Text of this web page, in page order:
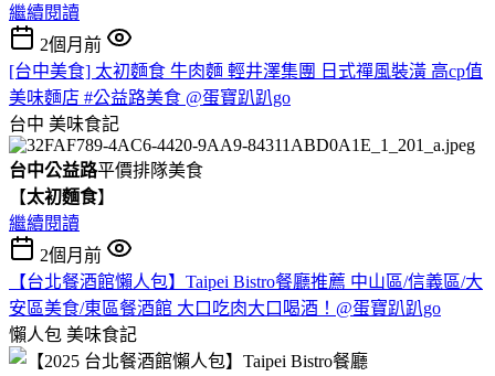
繼續閱讀
2個月前
[台中美食] 太初麵食 牛肉麵 輕井澤集團 日式禪風裝潢 高cp值
美味麵店 #公益路美食 @蛋寶趴趴go
台中 美味食記
台中公益路平價排隊美食
【太初麵食】
繼續閱讀
2個月前
【台北餐酒館懶人包】Taipei Bistro餐廳推薦 中山區/信義區/大
安區美食/東區餐酒館 大口吃肉大口喝酒！@蛋寶趴趴go
懶人包 美味食記